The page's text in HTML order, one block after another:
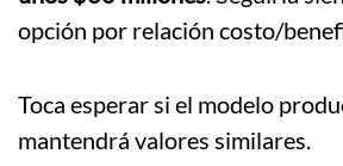
opción por relación costo/
Toca esperar si el modelo
mantendrá valores similares.